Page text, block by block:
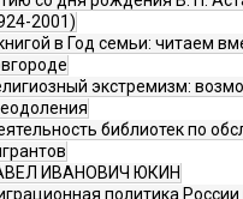
2001)
в Год семьи: читаем
экстремизм:
библиотек по
ИВАНОВИЧ ЮКИН
политика России